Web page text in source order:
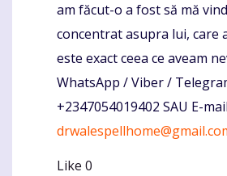
am făcut-o a fost să mă
concentrat asupra lui, care
este exact ceea ce aveam
WhatsApp / Viber /
+2347054019402 SAU E-
Like 0